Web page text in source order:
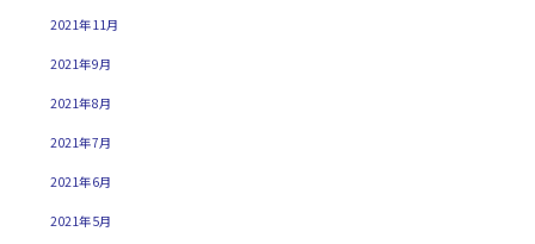
2021年11月
2021年9月
2021年8月
2021年7月
2021年6月
2021年5月